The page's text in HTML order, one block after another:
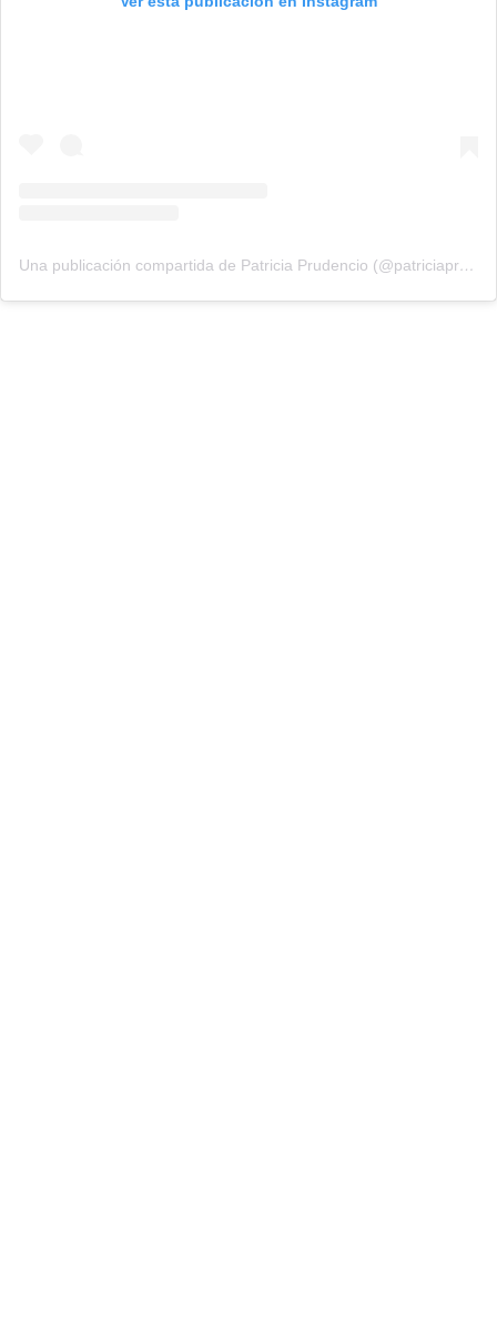
Una publicación compartida de Patricia Prudencio (@patriciaprudencio98)